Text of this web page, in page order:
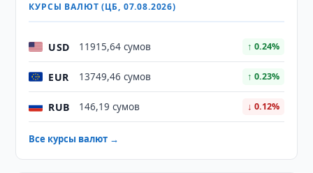
КУРСЫ ВАЛЮТ (ЦБ, 07.08.2026)
USD 11915,64 сумов ↑ 0.24%
EUR 13749,46 сумов ↑ 0.23%
RUB 146,19 сумов ↓ 0.12%
Все курсы валют →